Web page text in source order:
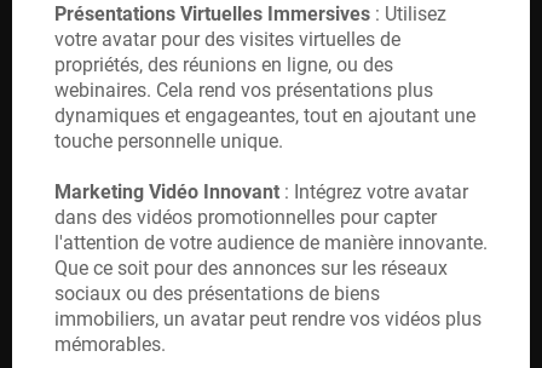
Présentations Virtuelles Immersives : Utilisez
votre avatar pour des visites virtuelles de
propriétés, des réunions en ligne, ou des
webinaires. Cela rend vos présentations plus
dynamiques et engageantes, tout en ajoutant une
touche personnelle unique.
Marketing Vidéo Innovant : Intégrez votre avatar
dans des vidéos promotionnelles pour capter
l'attention de votre audience de manière innovante.
Que ce soit pour des annonces sur les réseaux
sociaux ou des présentations de biens
immobiliers, un avatar peut rendre vos vidéos plus
mémorables.